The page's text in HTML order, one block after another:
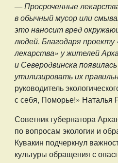
— Просроченные
в обычный мусор или
это наносит вред
людей. Благодаря проекту
лекарства» у жителей
и Северодвинска
утилизировать их
руководитель
с себя, Поморье!» Наталья
Советник губернатора
по вопросам экологии и
Кувакин подчеркнул
культуры обращения с